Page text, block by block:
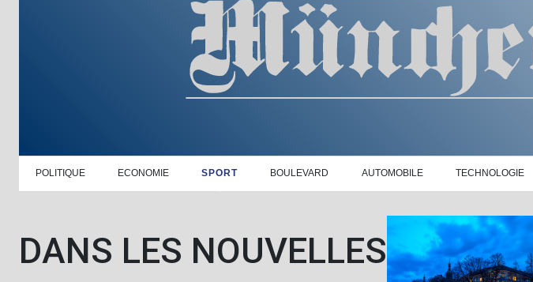
POLITIQUE ECONOMIE SPORT BOULEVARD AUTOMOBILE TECHNOLOGIE
DANS LES NOUVELLES